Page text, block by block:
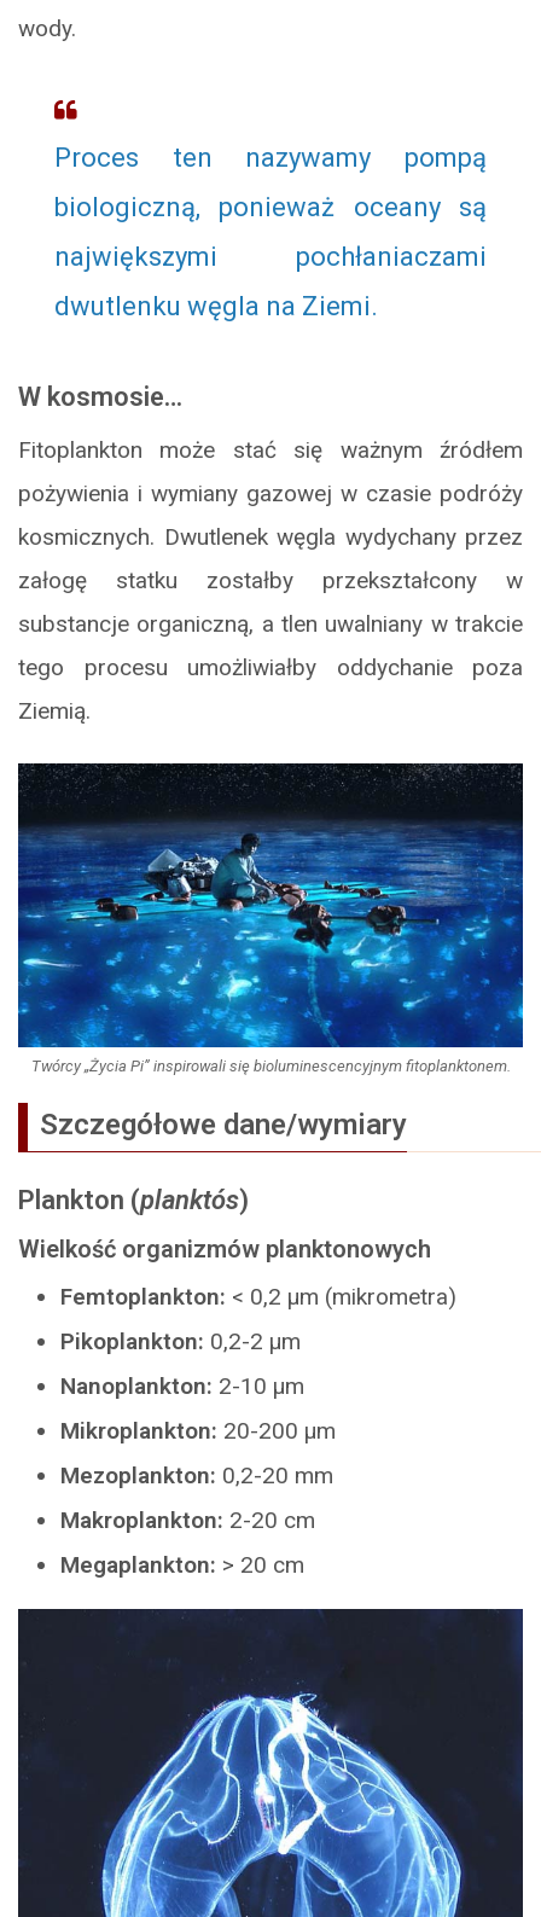
wody.
Proces ten nazywamy pompą
biologiczną, ponieważ oceany są
największymi pochłaniaczami
dwutlenku węgla na Ziemi.
W kosmosie…
Fitoplankton może stać się ważnym źródłem
pożywienia i wymiany gazowej w czasie podróży
kosmicznych. Dwutlenek węgla wydychany przez
załogę statku zostałby przekształcony w
substancje organiczną, a tlen uwalniany w trakcie
tego procesu umożliwiałby oddychanie poza
Ziemią.
Twórcy „Życia Pi” inspirowali się bioluminescencyjnym fitoplanktonem.
Szczegółowe dane/wymiary
Plankton (planktós)
Wielkość organizmów planktonowych
Femtoplankton: < 0,2 μm (mikrometra)
Pikoplankton: 0,2-2 μm
Nanoplankton: 2-10 μm
Mikroplankton: 20-200 μm
Mezoplankton: 0,2-20 mm
Makroplankton: 2-20 cm
Megaplankton: > 20 cm